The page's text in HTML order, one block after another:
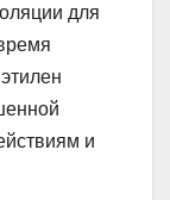
для
и